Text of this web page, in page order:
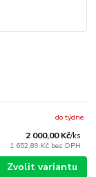
2 000,00 Kč/ks
1 652,89 Kč bez DPH
do týdne
Zvolit variantu